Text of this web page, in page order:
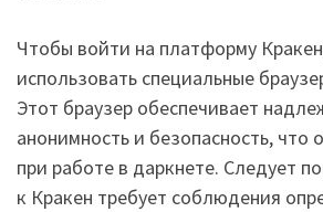
Чтобы войти на платформу
использовать специальные
Этот браузер обеспечивает
анонимность и безопасность, что
при работе в даркнете. Следует
к Кракен требует соблюдения